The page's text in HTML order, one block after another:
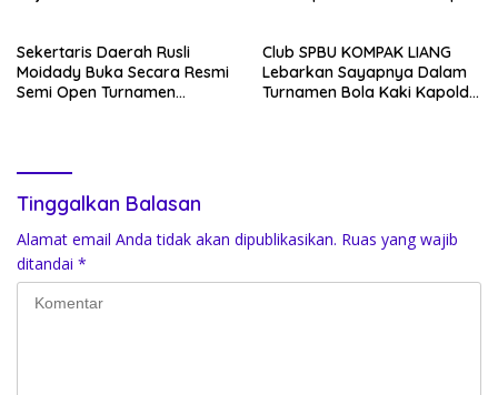
Sekertaris Daerah Rusli
Moidady Buka Secara Resmi
Semi Open Turnamen
Club SPBU KOMPAK LIANG
Lebarkan Sayapnya Dalam
Turnamen Bola Kaki Kapolda
Tinggalkan Balasan
Alamat email Anda tidak akan dipublikasikan. Ruas yang wajib
ditandai *